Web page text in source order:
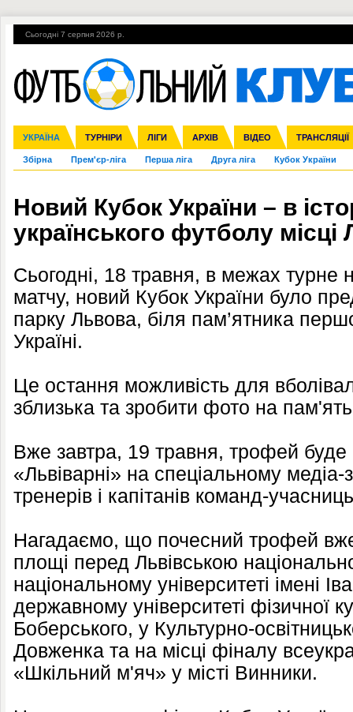
Сьогодні 7 серпня 2026 р.
УКРАЇНА ТУРНІРИ ЛІГИ АРХІВ ВІДЕО ТРАНСЛЯЦІЇ
Збірна Прем'єр-ліга Перша ліга Друга ліга Кубок України
Ліга чемпіонів Ліга Європи Міжнародні Ліга націй Ліга
Англія Іспанія Італія Німеччина Франція Інші
ЧС-2014 ЄВРО-2016 Росія Кубок конфедерацій ЧЄ-2015 (U-
Гарячі теми УПЛ, 1-й тур ВІЙНА УПЛ-ПЕРЕХОДИ
Новий Кубок України – в
українського футболу місці
Сьогодні, 18 травня, в межах турне
матчу, новий Кубок України було
парку Львова, біля пам’ятника
Україні.
Це остання можливість для
зблизька та зробити фото на
Вже завтра, 19 травня, трофей буде
«Львіварні» на спеціальному медіа-
тренерів і капітанів команд-
Нагадаємо, що почесний трофей
площі перед Львівською
національному університеті імені
державному університеті фізичної
Боберського, у Культурно-
Довженка та на місці фіналу
«Шкільний м'яч» у місті Винники.